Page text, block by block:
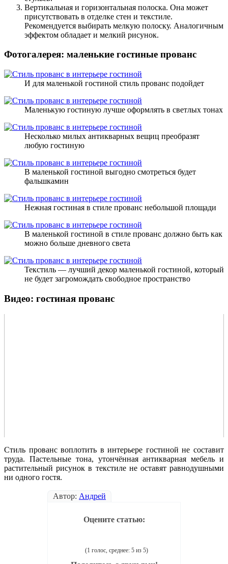
Вертикальная и горизонтальная полоска. Она может
присутствовать в отделке стен и текстиле.
Рекомендуется выбирать мелкую полоску. Аналогичным
эффектом обладает и мелкий рисунок.
Фотогалерея: маленькие гостиные прованс
И для маленькой гостиной стиль прованс подойдет
Маленькую гостиную лучше оформлять в светлых тонах
Несколько милых антикварных вещиц преобразят
любую гостиную
В маленькой гостиной выгодно смотреться будет
фальшкамин
Нежная гостиная в стиле прованс небольшой площади
В маленькой гостиной в стиле прованс должно быть как
можно больше дневного света
Текстиль — лучший декор маленькой гостиной, который
не будет загромождать свободное пространство
Видео: гостиная прованс
Стиль прованс воплотить в интерьере гостиной не составит
труда. Пастельные тона, утончённая антикварная мебель и
растительный рисунок в текстиле не оставят равнодушными
ни одного гостя.
Автор: Андрей
Оцените статью:
(1 голос, среднее: 5 из 5)